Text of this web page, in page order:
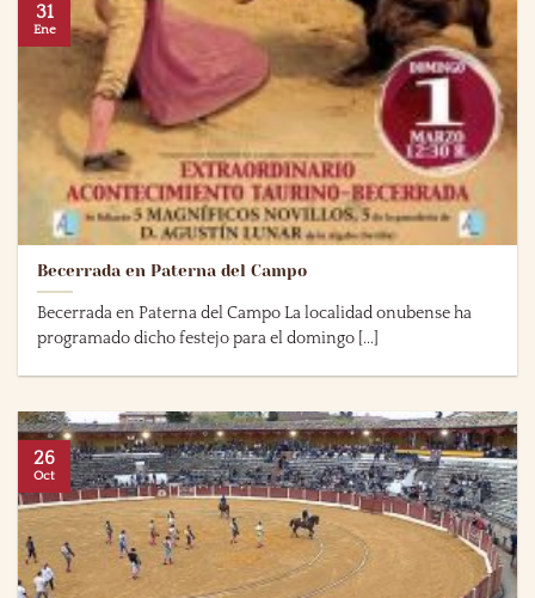
Becerrada en Paterna del Campo
Becerrada en Paterna del Campo La localidad onubense ha
programado dicho festejo para el domingo [...]
31
Ene
26
Oct